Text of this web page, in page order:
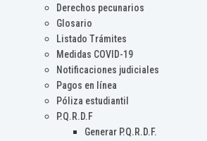
Derechos pecunarios
Glosario
Listado Trámites
Medidas COVID-19
Notificaciones judiciales
Pagos en línea
Póliza estudiantil
P.Q.R.D.F
Generar P.Q.R.D.F.